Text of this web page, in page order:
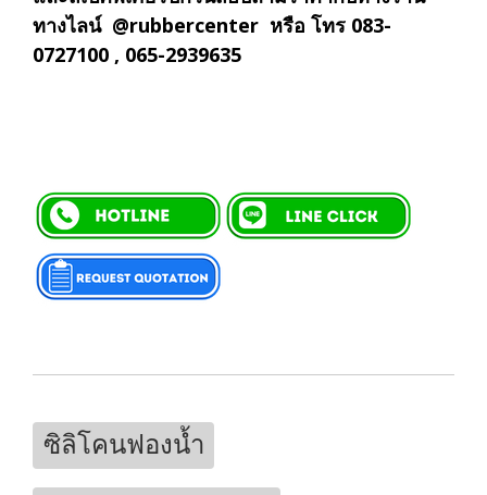
ทางไลน์ @rubbercenter หรือ โทร 083-
0727100 , 065-2939635
ซิลิโคนฟองน้ำ